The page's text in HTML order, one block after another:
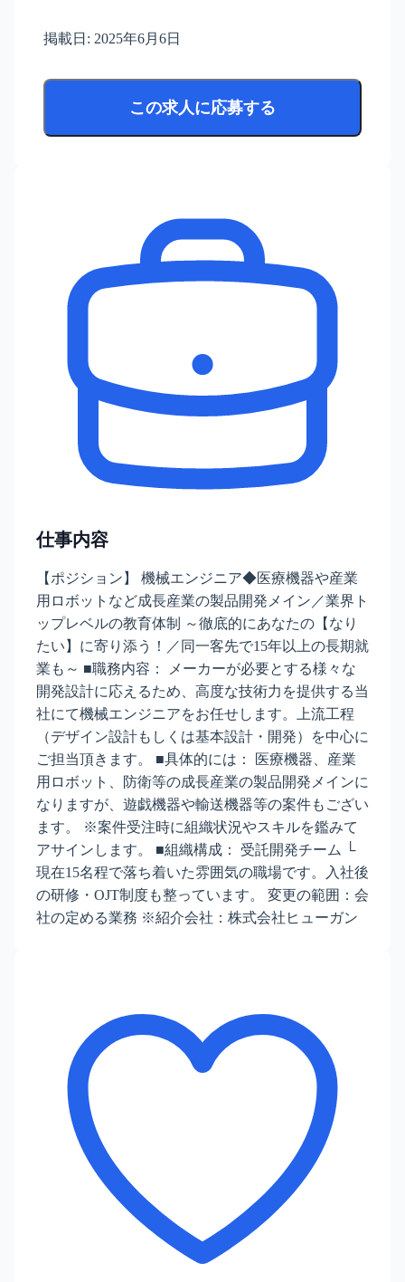
掲載日: 2025年6月6日
この求人に応募する
仕事内容
【ポジション】 機械エンジニア◆医療機器や産業
用ロボットなど成長産業の製品開発メイン／業界ト
ップレベルの教育体制 ～徹底的にあなたの【なり
たい】に寄り添う！／同一客先で15年以上の長期就
業も～ ■職務内容： メーカーが必要とする様々な
開発設計に応えるため、高度な技術力を提供する当
社にて機械エンジニアをお任せします。上流工程
（デザイン設計もしくは基本設計・開発）を中心に
ご担当頂きます。 ■具体的には： 医療機器、産業
用ロボット、防衛等の成長産業の製品開発メインに
なりますが、遊戯機器や輸送機器等の案件もござい
ます。 ※案件受注時に組織状況やスキルを鑑みて
アサインします。 ■組織構成： 受託開発チーム └
現在15名程で落ち着いた雰囲気の職場です。入社後
の研修・OJT制度も整っています。 変更の範囲：会
社の定める業務 ※紹介会社：株式会社ヒューガン